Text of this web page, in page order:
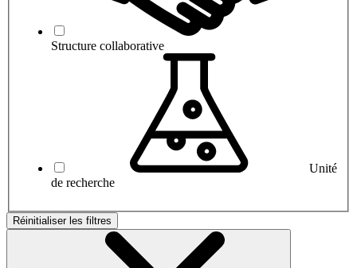
Structure collaborative
Unité
de recherche
Réinitialiser les filtres